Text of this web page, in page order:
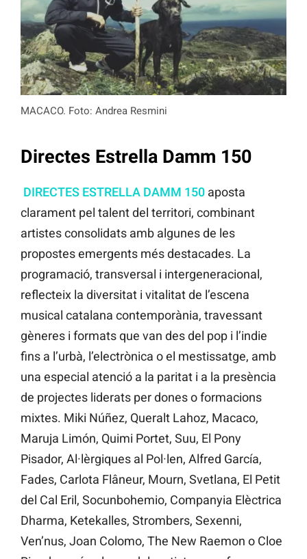
MACACO. Foto: Andrea Resmini
Directes Estrella Damm 150
DIRECTES ESTRELLA DAMM 150 aposta
clarament pel talent del territori, combinant
artistes consolidats amb algunes de les
propostes emergents més destacades. La
programació, transversal i intergeneracional,
reflecteix la diversitat i vitalitat de l’escena
musical catalana contemporània, travessant
gèneres i formats que van des del pop i l’indie
fins a l’urbà, l’electrònica o el mestissatge, amb
una especial atenció a la paritat i a la presència
de projectes liderats per dones o formacions
mixtes. Miki Núñez, Queralt Lahoz, Macaco,
Maruja Limón, Quimi Portet, Suu, El Pony
Pisador, Al·lèrgiques al Pol·len, Alfred García,
Fades, Carlota Flâneur, Mourn, Svetlana, El Petit
del Cal Eril, Socunbohemio, Companyia Elèctrica
Dharma, Ketekalles, Strombers, Sexenni,
Ven’nus, Joan Colomo, The New Raemon o Cloe